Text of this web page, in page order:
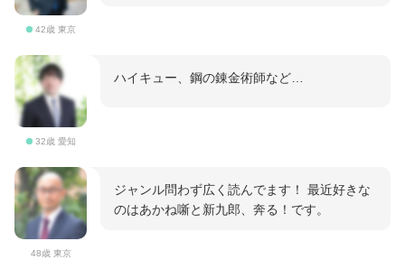
42歳 東京
32歳 愛知
ハイキュー、鋼の錬金術師など…
48歳 東京
ジャンル問わず広く読んでます！ 最近好きな
のはあかね噺と新九郎、奔る！です。